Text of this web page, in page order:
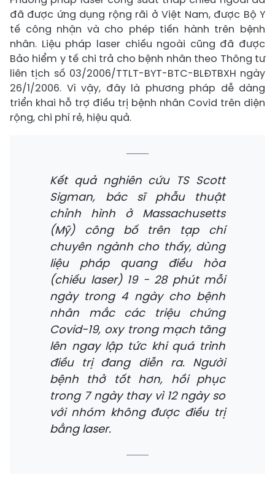
đã được ứng dụng rộng rãi ở Việt Nam, được Bộ Y
tế công nhận và cho phép tiến hành trên bệnh
nhân. Liệu pháp laser chiếu ngoài cũng đã được
Bảo hiểm y tế chi trả cho bệnh nhân theo Thông tư
liên tịch số 03/2006/TTLT-BYT-BTC-BLĐTBXH ngày
26/1/2006. Vì vậy, đây là phương pháp dễ dàng
triển khai hỗ trợ điều trị bệnh nhân Covid trên diện
rộng, chi phí rẻ, hiệu quả.
Kết quả nghiên cứu TS Scott
Sigman, bác sĩ phẫu thuật
chỉnh hình ở Massachusetts
(Mỹ) công bố trên tạp chí
chuyên ngành cho thấy, dùng
liệu pháp quang điều hòa
(chiếu laser) 19 - 28 phút mỗi
ngày trong 4 ngày cho bệnh
nhân mắc các triệu chứng
Covid-19, oxy trong mạch tăng
lên ngay lập tức khi quá trình
điều trị đang diễn ra. Người
bệnh thở tốt hơn, hồi phục
trong 7 ngày thay vì 12 ngày so
với nhóm không được điều trị
bằng laser.